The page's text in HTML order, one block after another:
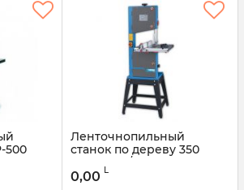
500
Ленточнопильный
станок по дереву 350
mm FC94/350
0,00 L